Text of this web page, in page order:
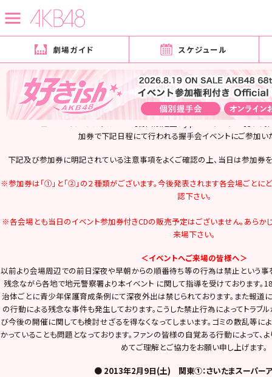
劇場ガイド スケジュール
2013月02月06日
握手会
【AKB48祭り】関東エリア 参加メンバー・詳細決定！！
＜KING RECORDS presents 10月31日発売28thマキシシングル『UZA』
powered by ネ申テレビ 関東エリア 参加メンバー・詳
AKB48のニュー・マキシ・シングル「UZA【初回限定盤Ｔｙｐｅ－Ａ／Ｋ／Ｂ】」
加券で下記日程にて行われる握手会イベントにご参加い
下記及び参加券に明記されている注意事項をよくご確認の上、当日は参加券
※参加券は「①」と「②」の２種類がございます。今後発表されます各会場ごと
認下さい。
※各会場とも当日のイベント参加券付きCDの販売予定はございません。あらか
来場下さい。
＜イベントへご来場の皆様へ＞
以前より会場周辺での前日深夜や早朝からの順番待ち等の行為は禁止という事
残念ながら各地で地元警察署より本イベント に関して指導を受けております。
治体ごとに青少年保護育成条例にて深夜外出は禁じられております。また報道
の行動による残念な事件も発生しております。こうした禁止行為によってトラブ
び今後の開催に関しても検討せざるを得なくなってしまいます。ゴミの散乱等
かっていることも問題となっております。ファンの皆様の自覚ある行動によって、
めてご理解とご協力をお願い申し上げます。
● 2013年2月9日(土) 関東①：さいたまスーパー